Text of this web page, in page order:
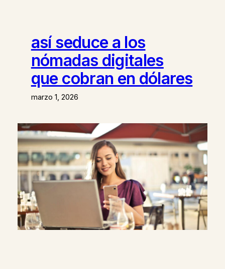
así seduce a los
nómadas digitales
que cobran en dólares
marzo 1, 2026